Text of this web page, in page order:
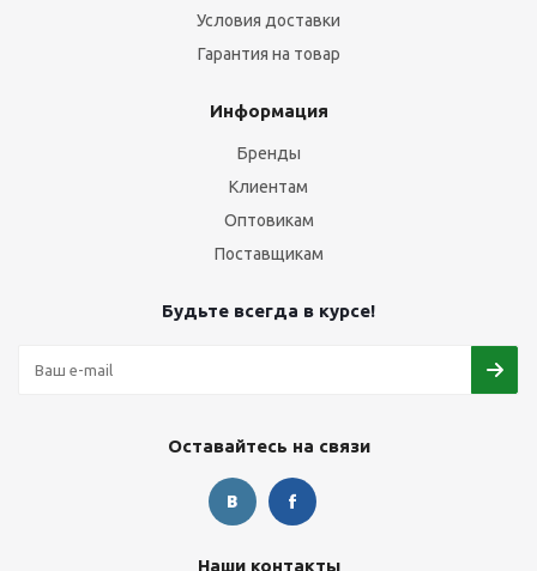
Условия доставки
Гарантия на товар
Информация
Бренды
Клиентам
Оптовикам
Поставщикам
Будьте всегда в курсе!
Оставайтесь на связи
Наши контакты